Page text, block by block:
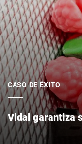
CASO DE ÉXITO
Vidal garantiza